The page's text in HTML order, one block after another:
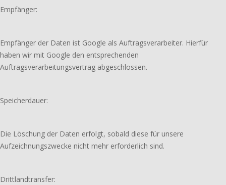
Empfänger:
Empfänger der Daten ist Google als Auftragsverarbeiter. Hierfür
haben wir mit Google den entsprechenden
Auftragsverarbeitungsvertrag abgeschlossen.
Speicherdauer:
Die Löschung der Daten erfolgt, sobald diese für unsere
Aufzeichnungszwecke nicht mehr erforderlich sind.
Drittlandtransfer: